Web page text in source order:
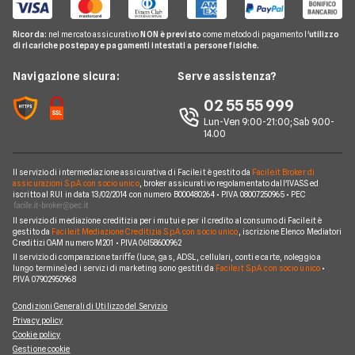
Pay TV
Noleggio Lungo Termine
News
Chi siamo
Perché scegliere Facile.it
Mappa del sito
Internet senza linea fissa
Offerte Internet Illimitato
Linkem
Tiscali
Wind Tre
Aruba
Eolo
Operatori Internet Casa
Internet Speed Test
Argomenti in evidenza internet casa
Notizie internet casa
Domande frequenti internet casa
Ricorda: nel mercato assicurativoNON è previsto come metodo di pagamento l'utilizzo
di ricariche postepay e pagamenti intestati a persone fisiche.
Navigazione sicura: Serve assistenza?
02 55 55 999
Lun-Ven 9:00-21:00; Sab 9.00-
14.00
Il servizio di intermediazione assicurativa di Facile.it è gestito da Facile.it Broker di
assicurazioni S.p.A. con socio unico, broker assicurativo regolamentato dall'IVASS ed
iscritto al RUI in data 13/02/2014 con numero B000480264 • P.IVA 08007250965 • PEC
Il servizio di mediazione creditizia per i mutui e per il credito al consumo di Facile.it è
gestito da Facile.it Mediazione Creditizia S.p.A. con socio unico, iscrizione Elenco Mediatori
Creditizi OAM numero M201 • P.IVA 06158600962
Il servizio di comparazione tariffe (luce, gas, ADSL, cellulari, conti e carte, noleggio a
lungo termine) ed i servizi di marketing sono gestiti da Facile.it S.p.A. con socio unico•
P.IVA 07902950968
Condizioni Generali di Utilizzo del Servizio
Privacy policy
Cookie policy
Gestione cookie